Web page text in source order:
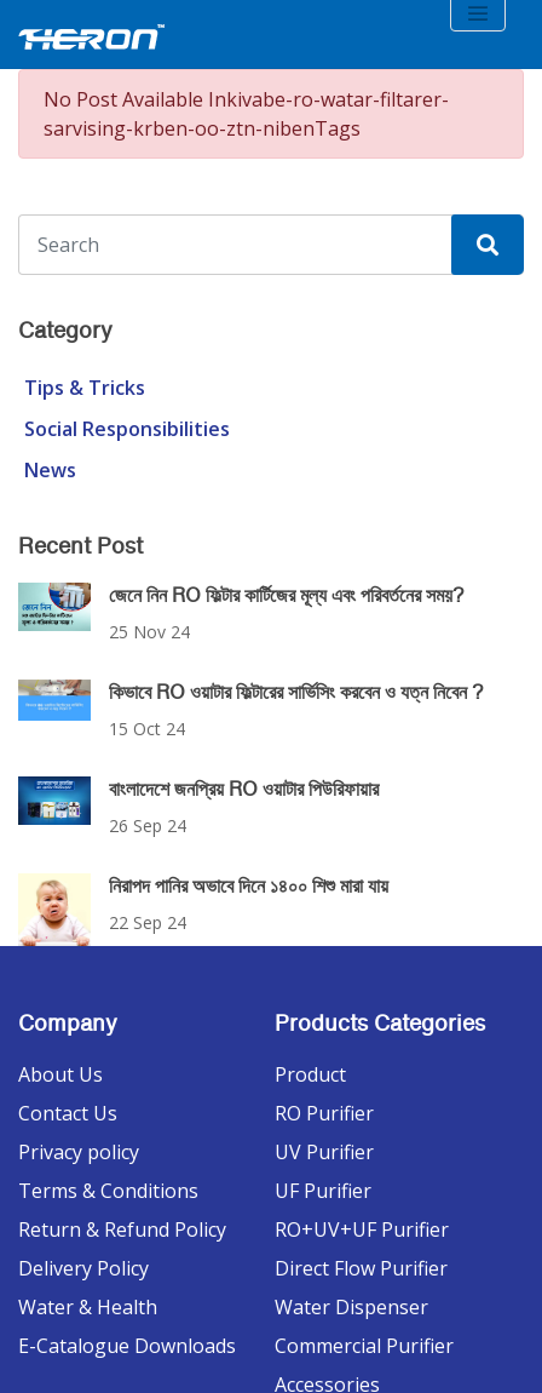
No Post Available Inkivabe-ro-watar-filtarer-
sarvising-krben-oo-ztn-nibenTags
Category
Tips & Tricks
Social Responsibilities
News
Recent Post
জেনে নিন RO ফিল্টার কার্টিজের মূল্য এবং পরিবর্তনের সময়?
25 Nov 24
কিভাবে RO ওয়াটার ফিল্টারের সার্ভিসিং করবেন ও যত্ন নিবেন ?
15 Oct 24
বাংলাদেশে জনপ্রিয় RO ওয়াটার পিউরিফায়ার
26 Sep 24
নিরাপদ পানির অভাবে দিনে ১৪০০ শিশু মারা যায়
22 Sep 24
Company
About Us
Contact Us
Privacy policy
Terms & Conditions
Return & Refund Policy
Delivery Policy
Water & Health
E-Catalogue Downloads
Products Categories
Product
RO Purifier
UV Purifier
UF Purifier
RO+UV+UF Purifier
Direct Flow Purifier
Water Dispenser
Commercial Purifier
Accessories